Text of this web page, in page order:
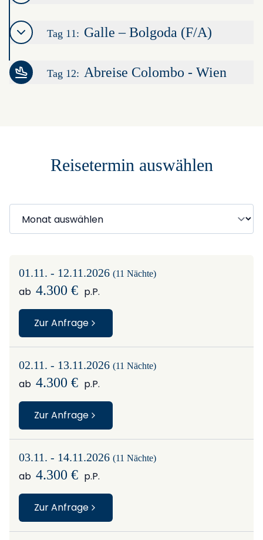
Tag 11: Galle – Bolgoda (F/A)
Tag 12: Abreise Colombo - Wien
Reisetermin auswählen
01.11. - 12.11.2026 (11 Nächte)
ab 4.300 € p.P.
Zur Anfrage
02.11. - 13.11.2026 (11 Nächte)
ab 4.300 € p.P.
Zur Anfrage
03.11. - 14.11.2026 (11 Nächte)
ab 4.300 € p.P.
Zur Anfrage